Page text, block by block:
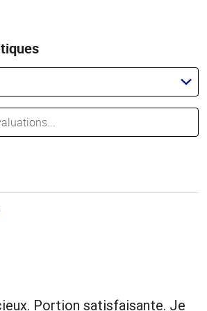
Portion satisfaisante. Je